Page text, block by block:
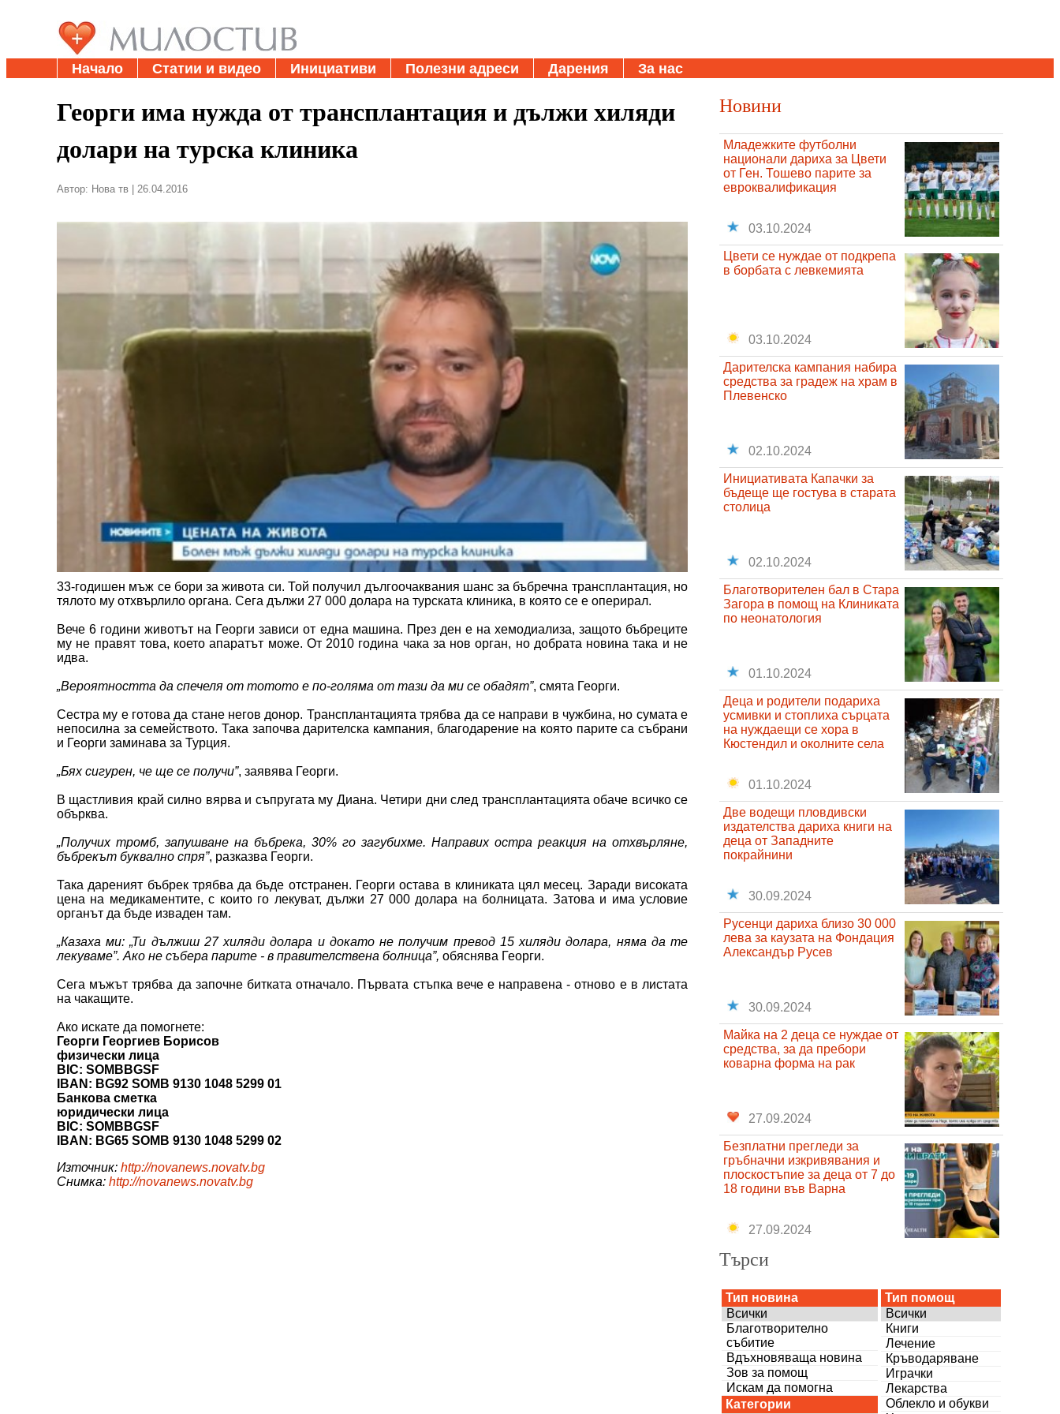
Начало Статии и видео Инициативи Полезни адреси Дарения За нас
Георги има нужда от трансплантация и дължи хиляди
долари на турска клиника
Автор: Нова тв | 26.04.2016
33-годишен мъж се бори за живота си. Той получил дългоочаквания шанс за бъбречна трансплантация, но
тялото му отхвърлило органа. Сега дължи 27 000 долара на турската клиника, в която се е оперирал.
Вече 6 години животът на Георги зависи от една машина. През ден е на хемодиализа, защото бъбреците
му не правят това, което апаратът може. От 2010 година чака за нов орган, но добрата новина така и не
идва.
„Вероятността да спечеля от тотото е по-голяма от тази да ми се обадят”, смята Георги.
Сестра му е готова да стане негов донор. Трансплантацията трябва да се направи в чужбина, но сумата е
непосилна за семейството. Така започва дарителска кампания, благодарение на която парите са събрани
и Георги заминава за Турция.
„Бях сигурен, че ще се получи”, заявява Георги.
В щастливия край силно вярва и съпругата му Диана. Четири дни след трансплантацията обаче всичко се
обърква.
„Получих тромб, запушване на бъбрека, 30% го загубихме. Направих остра реакция на отхвърляне,
бъбрекът буквално спря”, разказва Георги.
Така дареният бъбрек трябва да бъде отстранен. Георги остава в клиниката цял месец. Заради високата
цена на медикаментите, с които го лекуват, дължи 27 000 долара на болницата. Затова и има условие
органът да бъде изваден там.
„Казаха ми: „Ти дължиш 27 хиляди долара и докато не получим превод 15 хиляди долара, няма да те
лекуваме”. Ако не събера парите - в правителствена болница”, обяснява Георги.
Сега мъжът трябва да започне битката отначало. Първата стъпка вече е направена - отново е в листата
на чакащите.
Ако искате да помогнете:
Георги Георгиев Борисов
физически лица
BIC: SOMBBGSF
IBAN: BG92 SOMB 9130 1048 5299 01
Банкова сметка
юридически лица
BIC: SOMBBGSF
IBAN: BG65 SOMB 9130 1048 5299 02
Източник: http://novanews.novatv.bg
Снимка: http://novanews.novatv.bg
Новини
Младежките футболни
национали дариха за Цвети
от Ген. Тошево парите за
евроквалификация
03.10.2024
Цвети се нуждае от подкрепа
в борбата с левкемията
03.10.2024
Дарителска кампания набира
средства за градеж на храм в
Плевенско
02.10.2024
Инициативата Капачки за
бъдеще ще гостува в старата
столица
02.10.2024
Благотворителен бал в Стара
Загора в помощ на Клиниката
по неонатология
01.10.2024
Деца и родители подариха
усмивки и стоплиха сърцата
на нуждаещи се хора в
Кюстендил и околните села
01.10.2024
Две водещи пловдивски
издателства дариха книги на
деца от Западните
покрайнини
30.09.2024
Русенци дариха близо 30 000
лева за каузата на Фондация
Александър Русев
30.09.2024
Майка на 2 деца се нуждае от
средства, за да пребори
коварна форма на рак
27.09.2024
Безплатни прегледи за
гръбначни изкривявания и
плоскостъпие за деца от 7 до
18 години във Варна
27.09.2024
Търси
Тип новина
Всички
Благотворително
събитие
Вдъхновяваща новина
Зов за помощ
Искам да помогна
Категории
Тип помощ
Всички
Книги
Лечение
Кръводаряване
Играчки
Лекарства
Облекло и обукви